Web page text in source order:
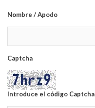
Nombre / Apodo
Captcha
Introduce el código Captcha